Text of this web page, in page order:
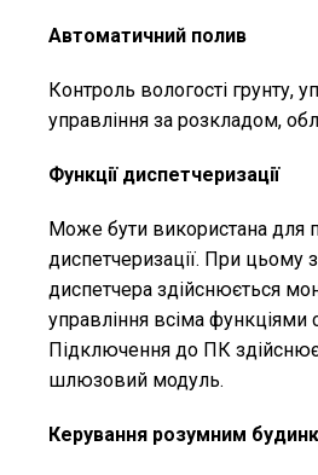
Автоматичний полив
Контроль вологості грунту,
управління за розкладом,
Функції диспетчеризації
Може бути використана для
диспетчеризації. При цьому
диспетчера здійснюється
управління всіма функціями
Підключення до ПК
шлюзовий модуль.
Керування розумним